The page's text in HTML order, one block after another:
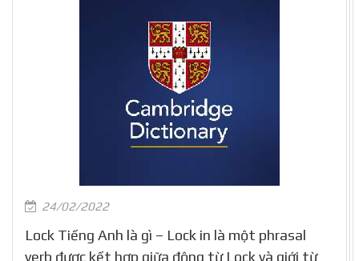
24/02/2022
Lock Tiếng Anh là gì – Lock in là một phrasal
verb được kết hợp giữa động từ Lock và giới từ